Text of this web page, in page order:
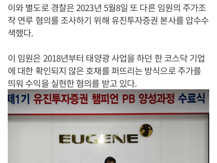
이와 별도로 경찰은 2023년 5월8일 또 다른 임원의 주가조
작 연루 혐의를 조사하기 위해 유진투자증권 본사를 압수수
색했다.
이 임원은 2018년부터 태양광 사업을 하던 한 코스닥 기업
에 대한 확인되지 않은 호재를 퍼뜨리는 방식으로 주가를
띄워 수익을 실현한 혐의를 받고 있다.